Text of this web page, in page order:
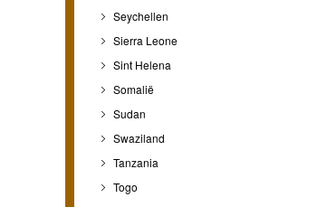
Seychellen
Sierra Leone
Sint Helena
Somalië
Sudan
Swaziland
Tanzania
Togo